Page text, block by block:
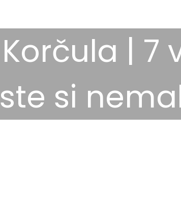
Korčula | 7
ste si